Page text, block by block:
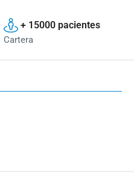
+ 15000 pacientes
Cartera